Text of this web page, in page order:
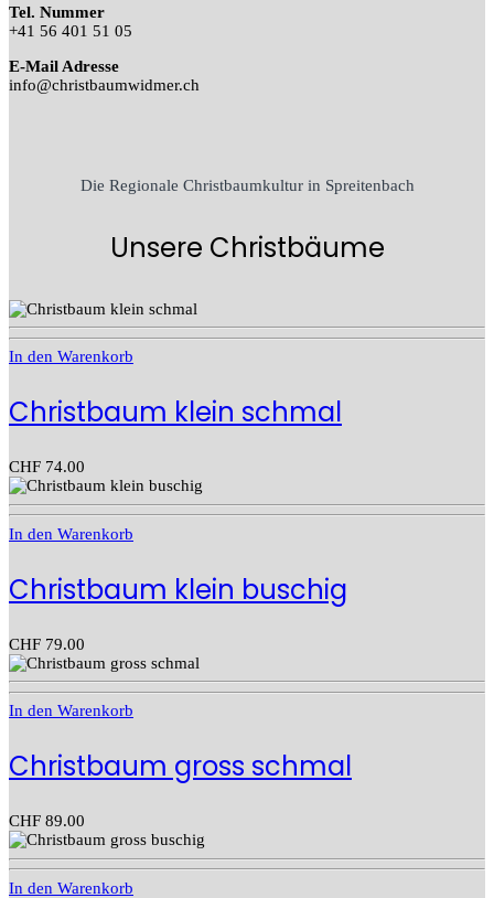
Tel. Nummer
+41 56 401 51 05
E-Mail Adresse
info@christbaumwidmer.ch
Die Regionale Christbaumkultur in Spreitenbach
Unsere Christbäume
In den Warenkorb
Christbaum klein schmal
CHF 74.00
In den Warenkorb
Christbaum klein buschig
CHF 79.00
In den Warenkorb
Christbaum gross schmal
CHF 89.00
In den Warenkorb